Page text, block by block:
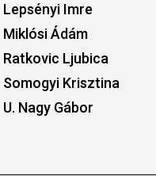
Lepsényi Imre
Miklósi Ádám
Ratkovic Ljubica
Somogyi Krisztina
U. Nagy Gábor